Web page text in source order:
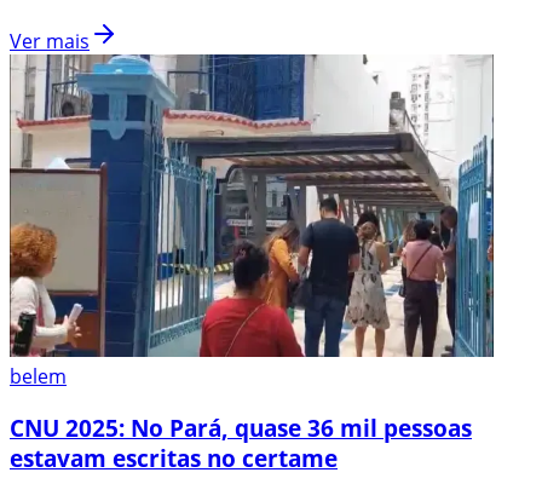
Ver mais
belem
CNU 2025: No Pará, quase 36 mil pessoas
estavam escritas no certame